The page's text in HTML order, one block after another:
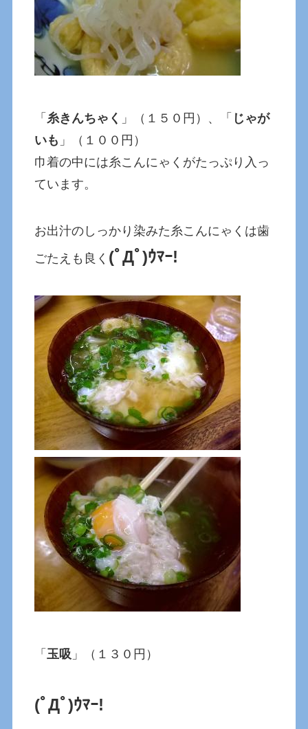
「 糸きんちゃく 」（１５０円）、「 じゃが
いも 」（１００円）
巾着の中には糸こんにゃくがたっぷり入っ
ています。
お出汁のしっかり染みた糸こんにゃくは歯
ごたえも良く (ﾟДﾟ)ｳﾏｰ!
「玉吸 」（１３０円）
(ﾟДﾟ)ｳﾏｰ!